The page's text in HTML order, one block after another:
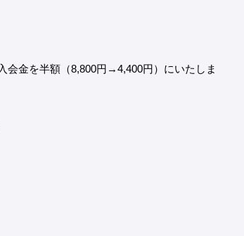
会金を半額（8,800円→4,400円）にいたしま